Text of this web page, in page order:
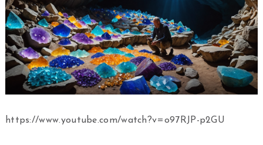
https://www.youtube.com/watch?v=o97RJP-p2GU